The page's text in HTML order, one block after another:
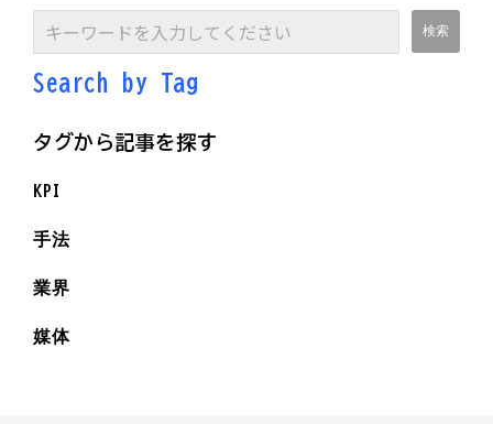
Search by Tag
タグから記事を探す
KPI
手法
業界
媒体